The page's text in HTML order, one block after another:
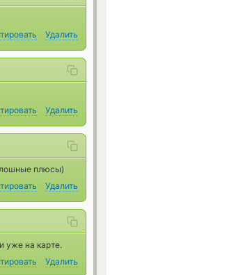
Удалить
Удалить
плюсы)
Удалить
уже на карте.
Удалить